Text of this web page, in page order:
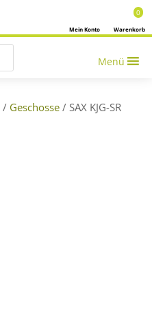
Warenkorb
0
Mein Konto
Menü
/ Geschosse/ SAX KJG-SR